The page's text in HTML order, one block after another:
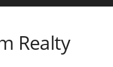
Realty